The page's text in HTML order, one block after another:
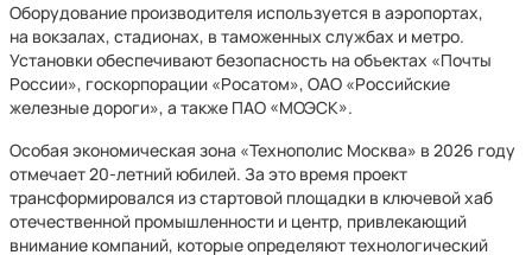
Оборудование производителя используется в аэропортах,
на вокзалах, стадионах, в таможенных службах и метро.
Установки обеспечивают безопасность на объектах «Почты
России», госкорпорации «Росатом», ОАО «Российские
железные дороги», а также ПАО «МОЭСК».
Особая экономическая зона «Технополис Москва» в 2026 году
отмечает 20-летний юбилей. За это время проект
трансформировался из стартовой площадки в ключевой хаб
отечественной промышленности и центр, привлекающий
внимание компаний, которые определяют технологический